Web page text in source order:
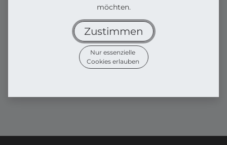
möchten.
Zustimmen
Nur essenzielle
Cookies erlauben